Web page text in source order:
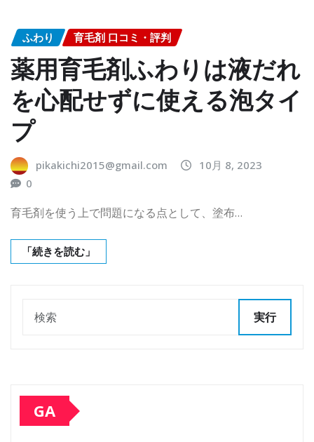
ふわり 育毛剤 口コミ・評判
薬用育毛剤ふわりは液だれ
を心配せずに使える泡タイ
プ
pikakichi2015@gmail.com
10月 8, 2023
0
育毛剤を使う上で問題になる点として、塗布…
「続きを読む」
実行
GA